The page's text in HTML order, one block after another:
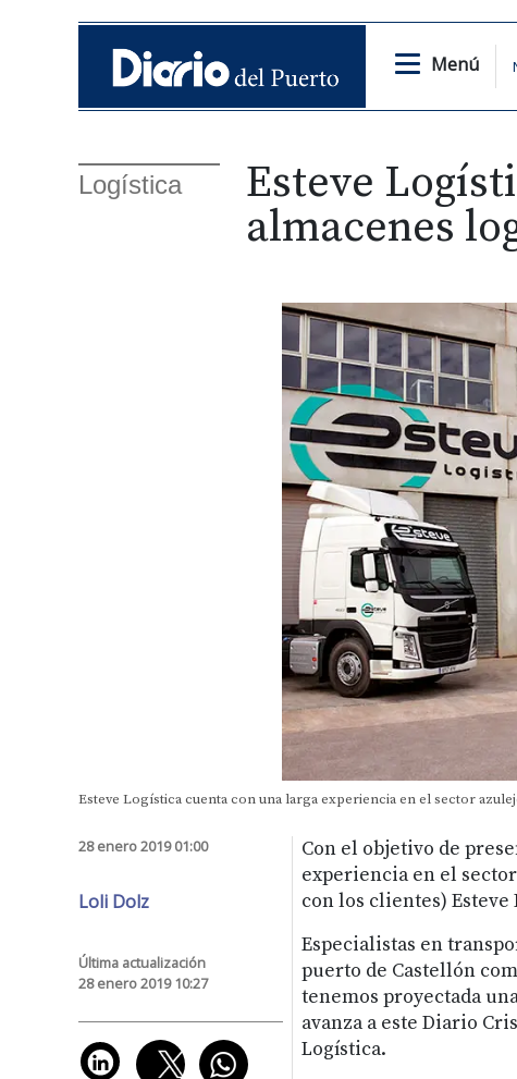
Menú
Logística
Esteve
almacenes
Esteve Logística cuenta con una larga experiencia en el sector
28 enero 2019 01:00
Loli Dolz
Última actualización
28 enero 2019 10:27
Con el objetivo de
experiencia en el
con los clientes) Esteve
Especialistas en
puerto de Castellón
tenemos proyectada
avanza a este Diario
Logística.